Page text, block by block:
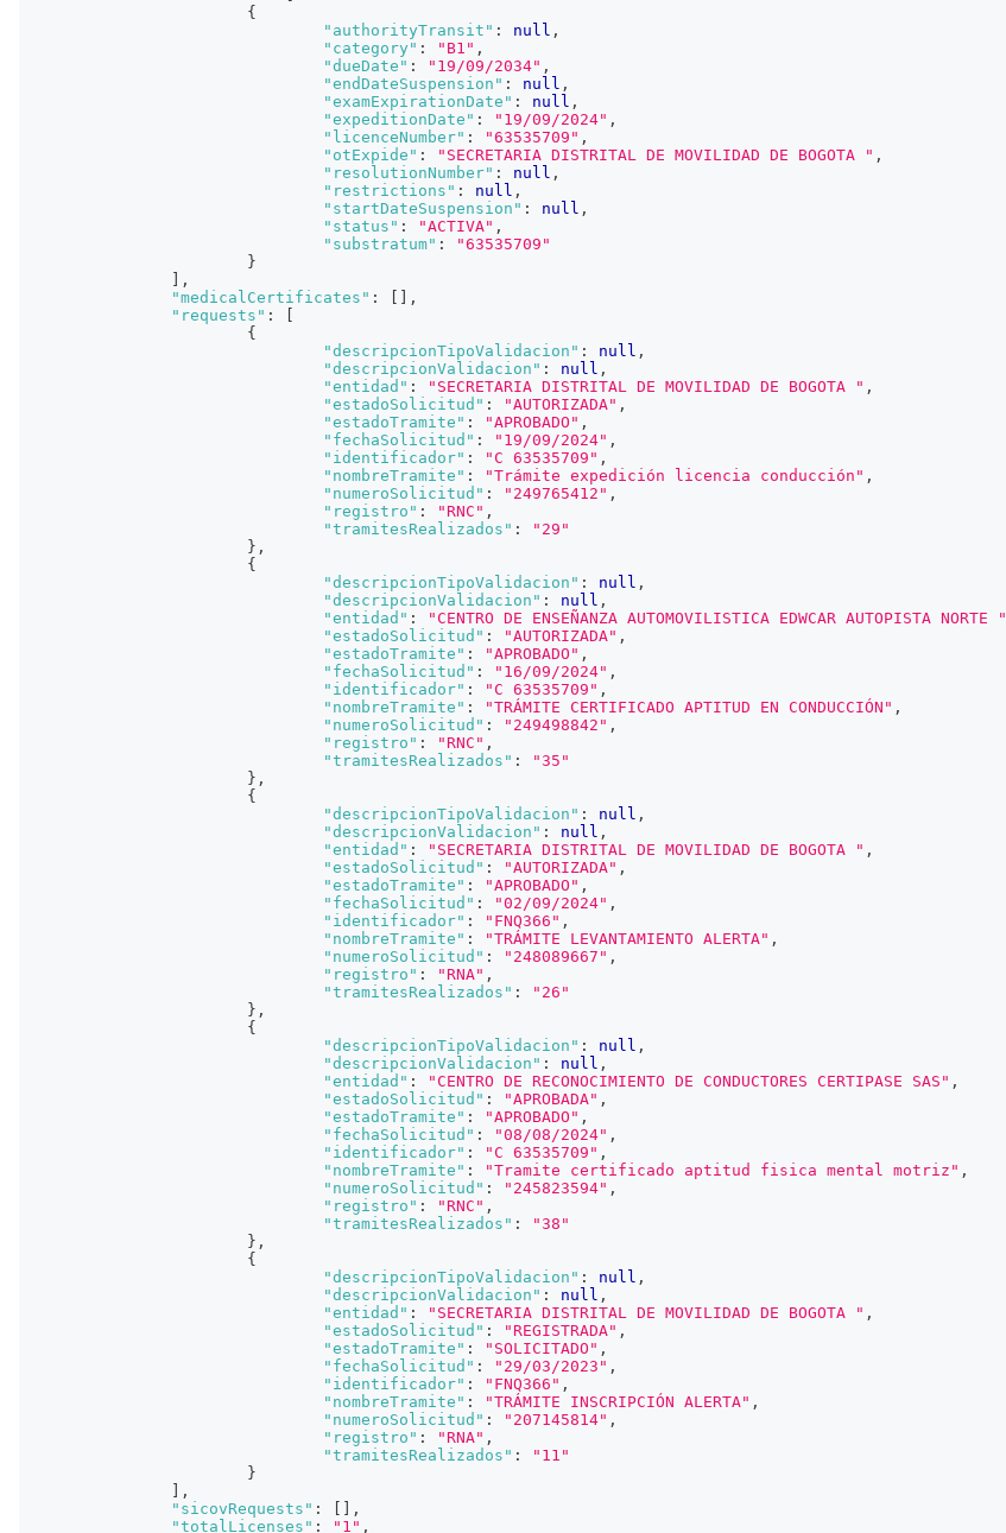
{
"authorityTransit" : null ,
"category" : "B1" ,
"dueDate" : "19/09/2034" ,
"endDateSuspension" : null ,
"examExpirationDate" : null ,
"expeditionDate" : "19/09/2024" ,
"licenceNumber" : "63535709" ,
"otExpide" : "SECRETARIA DISTRITAL DE MOVILIDAD DE BOGOTA " ,
"resolutionNumber" : null ,
"restrictions" : null ,
"startDateSuspension" : null ,
"status" : "ACTIVA" ,
"substratum" :
"63535709"
}
,
"medicalCertificates" :
,
"requests" :
{
"descripcionTipoValidacion" : null ,
"descripcionValidacion" : null ,
"entidad" : "SECRETARIA DISTRITAL DE MOVILIDAD DE BOGOTA " ,
"estadoSolicitud" : "AUTORIZADA" ,
"estadoTramite" : "APROBADO" ,
"fechaSolicitud" : "19/09/2024" ,
"identificador" : "C 63535709" ,
"nombreTramite" : "Trámite expedición licencia conducción" ,
"numeroSolicitud" : "249765412" ,
"registro" : "RNC" ,
"tramitesRealizados" :
"29"
} ,
{
"descripcionTipoValidacion" : null ,
"descripcionValidacion" : null ,
"entidad" : "CENTRO DE ENSEÑANZA AUTOMOVILISTICA EDWCAR AUTOPISTA NORTE "
"estadoSolicitud" : "AUTORIZADA" ,
"estadoTramite" : "APROBADO" ,
"fechaSolicitud" : "16/09/2024" ,
"identificador" : "C 63535709" ,
"nombreTramite" : "TRÁMITE CERTIFICADO APTITUD EN CONDUCCIÓN" ,
"numeroSolicitud" : "249498842" ,
"registro" : "RNC" ,
"tramitesRealizados" :
"35"
} ,
{
"descripcionTipoValidacion" : null ,
"descripcionValidacion" : null ,
"entidad" : "SECRETARIA DISTRITAL DE MOVILIDAD DE BOGOTA " ,
"estadoSolicitud" : "AUTORIZADA" ,
"estadoTramite" : "APROBADO" ,
"fechaSolicitud" : "02/09/2024" ,
"identificador" : "FNQ366" ,
"nombreTramite" : "TRÁMITE LEVANTAMIENTO ALERTA" ,
"numeroSolicitud" : "248089667" ,
"registro" : "RNA" ,
"tramitesRealizados" :
"26"
} ,
{
"descripcionTipoValidacion" : null ,
"descripcionValidacion" : null ,
"entidad" : "CENTRO DE RECONOCIMIENTO DE CONDUCTORES CERTIPASE SAS" ,
"estadoSolicitud" : "APROBADA" ,
"estadoTramite" : "APROBADO" ,
"fechaSolicitud" : "08/08/2024" ,
"identificador" : "C 63535709" ,
"nombreTramite" : "Tramite certificado aptitud fisica mental motriz" ,
"numeroSolicitud" : "245823594" ,
"registro" : "RNC" ,
"tramitesRealizados" :
"38"
} ,
{
"descripcionTipoValidacion" : null ,
"descripcionValidacion" : null ,
"entidad" : "SECRETARIA DISTRITAL DE MOVILIDAD DE BOGOTA " ,
"estadoSolicitud" : "REGISTRADA" ,
"estadoTramite" : "SOLICITADO" ,
"fechaSolicitud" : "29/03/2023" ,
"identificador" : "FNQ366" ,
"nombreTramite" : "TRÁMITE INSCRIPCIÓN ALERTA" ,
"numeroSolicitud" : "207145814" ,
"registro" : "RNA" ,
"tramitesRealizados" :
"11"
}
,
"sicovRequests" :
,
"totalLicenses" : "1" ,